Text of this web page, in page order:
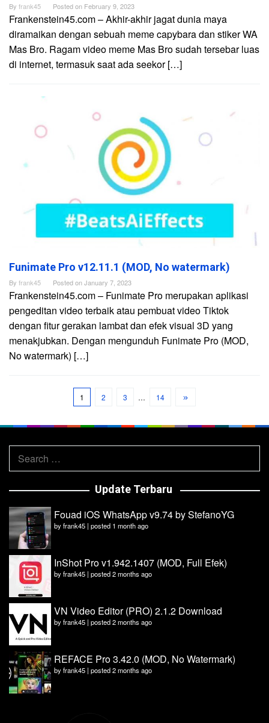
By frank45 Posted on February 9, 2023
Frankenstein45.com – Akhir-akhir jagat dunia maya
diramaikan dengan sebuah meme capybara dan stiker WA
Mas Bro. Ragam video meme Mas Bro sudah tersebar luas
di internet, termasuk saat ada seekor […]
Funimate Pro v12.11.1 (MOD, No watermark)
By frank45 Posted onJanuary 7, 2023
Frankenstein45.com – Funimate Pro merupakan aplikasi
pengeditan video terbaik atau pembuat video Tiktok
dengan fitur gerakan lambat dan efek visual 3D yang
menakjubkan. Dengan mengunduh Funimate Pro (MOD,
No watermark) […]
1 2 3 … 14
Search
for:
Update Terbaru
Fouad iOS WhatsApp v9.74 by StefanoYG
byfrank45 | posted 1 month ago
InShot Pro v1.942.1407 (MOD, Full Efek)
byfrank45 | posted 2 months ago
VN Video Editor (PRO) 2.1.2 Download
byfrank45 | posted 2 months ago
REFACE Pro 3.42.0 (MOD, No Watermark)
byfrank45 | posted 2 months ago